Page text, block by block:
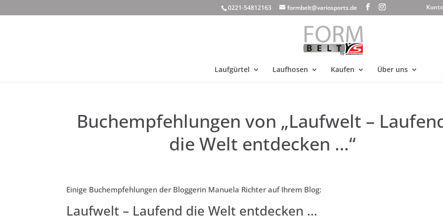
0221-54812163 formbelt@variosports.de Konto
Laufgürtel Laufhosen Kaufen Über uns
Buchempfehlungen von „Laufwelt –
die Welt entdecken …“
Einige Buchempfehlungen der Bloggerin Manuela Richter auf Ihrem Blog:
Laufwelt – Laufend die Welt entdecken …